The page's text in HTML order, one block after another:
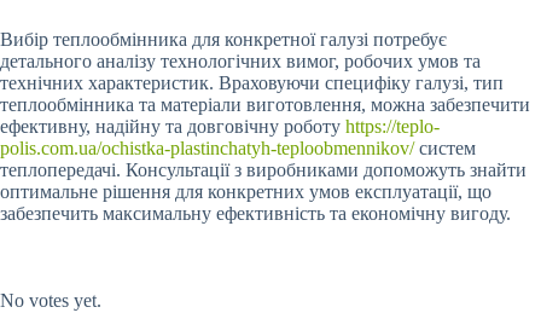
Вибір теплообмінника для конкретної галузі потребує
детального аналізу технологічних вимог, робочих умов та
технічних характеристик. Враховуючи специфіку галузі, тип
теплообмінника та матеріали виготовлення, можна забезпечити
ефективну, надійну та довговічну роботу https://teplo-
polis.com.ua/ochistka-plastinchatyh-teploobmennikov/систем
теплопередачі. Консультації з виробниками допоможуть знайти
оптимальне рішення для конкретних умов експлуатації, що
забезпечить максимальну ефективність та економічну вигоду.
No votes yet.